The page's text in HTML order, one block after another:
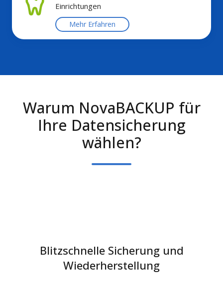
Einrichtungen
Mehr Erfahren
Warum NovaBACKUP für
Ihre Datensicherung
wählen?
Blitzschnelle Sicherung und
Wiederherstellung